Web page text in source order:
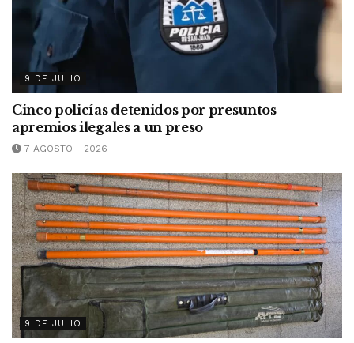
9 DE JULIO
Cinco policías detenidos por presuntos
apremios ilegales a un preso
7 AGOSTO - 2026
9 DE JULIO